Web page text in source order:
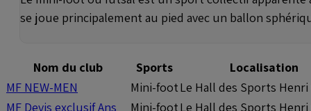
se joue principalement au pied avec un ballon
Nom du club Sports
Localisation
MF NEW-MEN
Mini-footLe Hall des Sports Henri
MF Devis exclusif Ans
Mini-footLe Hall des Sports Henri